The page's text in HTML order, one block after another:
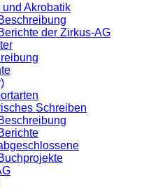
und Akrobatik
der Zirkus-AG
Schreiben